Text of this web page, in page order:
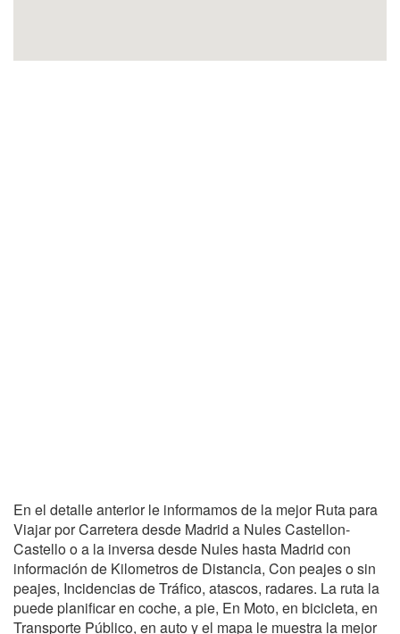
En el detalle anterior le informamos de la mejor Ruta para
Viajar por Carretera desde Madrid a Nules Castellon-
Castello o a la inversa desde Nules hasta Madrid con
información de Kilometros de Distancia, Con peajes o sin
peajes, Incidencias de Tráfico, atascos, radares. La ruta la
puede planificar en coche, a pie, En Moto, en bicicleta, en
Transporte Público, en auto y el mapa le muestra la mejor